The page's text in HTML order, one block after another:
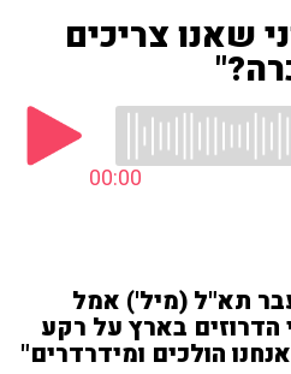
שאנו צריכים
00:00
תא"ל (מיל') אמל
הדרוזים בארץ על רקע
הולכים ומידרדרים"